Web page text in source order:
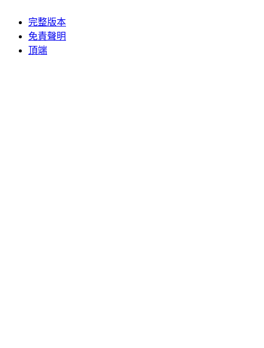
完整版本
免責聲明
頂端